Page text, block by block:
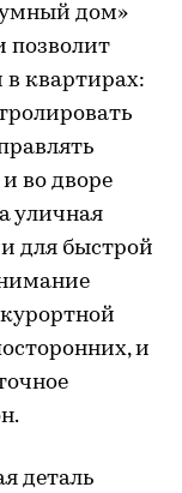
дом»
позволит
в квартирах:
во дворе
уличная
для быстрой
и
деталь